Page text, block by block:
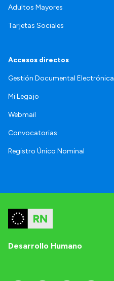
Adultos Mayores
Tarjetas Sociales
Accesos directos
Gestión Documental Electrónica
Mi Legajo
Webmail
Convocatorias
Registro Único Nominal
Desarrollo Humano